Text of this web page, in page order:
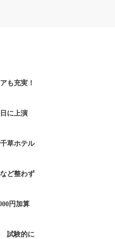
も充実！
に上演
草ホテル
ど整わず
円加算
試験的に